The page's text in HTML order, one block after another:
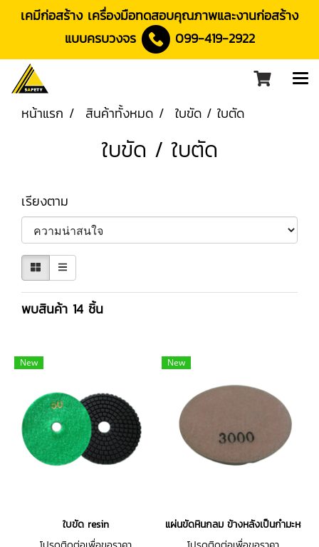
เคมีก่อสร้าง เครื่องมือทดสอบคุณภาพและงานก่อสร้าง
แบบครบวงจร
099-419-2922
หน้าแรก สินค้าทั้งหมด ใบขัด / ใบตัด
ใบขัด / ใบตัด
เรียงตาม
พบสินค้า 14 ชิ้น
New
ใบขัด resin
New
แผ่นขัดหินกลม ข้างหลังเป็นกำมะหยี่ไ